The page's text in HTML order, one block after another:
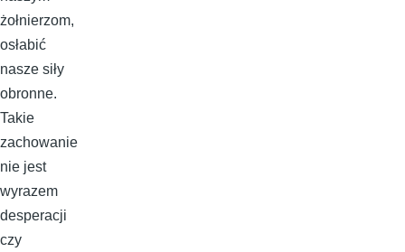
żołnierzom,
osłabić
nasze siły
obronne.
Takie
zachowanie
nie jest
wyrazem
desperacji
czy